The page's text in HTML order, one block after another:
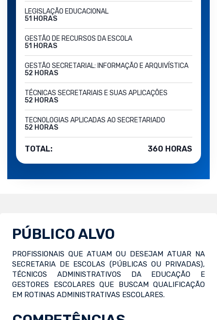
LEGISLAÇÃO EDUCACIONAL
51 HORAS
GESTÃO DE RECURSOS DA ESCOLA
51 HORAS
GESTÃO SECRETARIAL: INFORMAÇÃO E ARQUIVÍSTICA
52 HORAS
TÉCNICAS SECRETARIAIS E SUAS APLICAÇÕES
52 HORAS
TECNOLOGIAS APLICADAS AO SECRETARIADO
52 HORAS
TOTAL: 360 HORAS
PÚBLICO ALVO
PROFISSIONAIS QUE ATUAM OU DESEJAM ATUAR NA
SECRETARIA DE ESCOLAS (PÚBLICAS OU PRIVADAS),
TÉCNICOS ADMINISTRATIVOS DA EDUCAÇÃO E
GESTORES ESCOLARES QUE BUSCAM QUALIFICAÇÃO
EM ROTINAS ADMINISTRATIVAS ESCOLARES.